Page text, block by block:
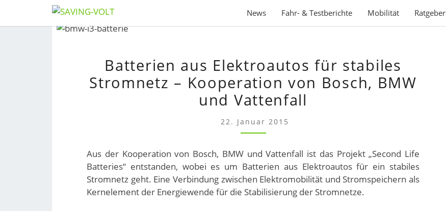
Skip
News Fahr- & Testberichte Mobilität Ratgeber
AUS
ELEKTROAUTOS
FÜR
STABILES
VON
BOSCH,
BMW
UND
Batterien aus Elektroautos für stabiles
Stromnetz – Kooperation von Bosch, BMW
und Vattenfall
22. Januar 2015
Aus der Kooperation von Bosch, BMW und Vattenfall ist das Projekt „Second Life
Batteries“ entstanden, wobei es um Batterien aus Elektroautos für ein stabiles
Stromnetz geht. Eine Verbindung zwischen Elektromobilität und Stromspeichern als
Kernelement der Energiewende für die Stabilisierung der Stromnetze.